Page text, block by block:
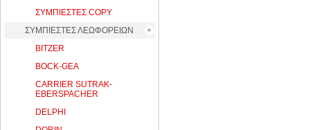
ΣΥΜΠΙΕΣΤΕΣ COPY
ΣΥΜΠΙΕΣΤΕΣ ΛΕΩΦΟΡΕΙΩΝ
BITZER
BOCK-GEA
CARRIER SUTRAK-
EBERSPACHER
DELPHI